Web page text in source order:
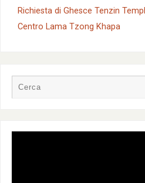
Richiesta di Ghesce Tenzin
Centro Lama Tzong Khapa